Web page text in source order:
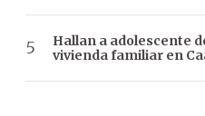
Hallan a adolescente
vivienda familiar en